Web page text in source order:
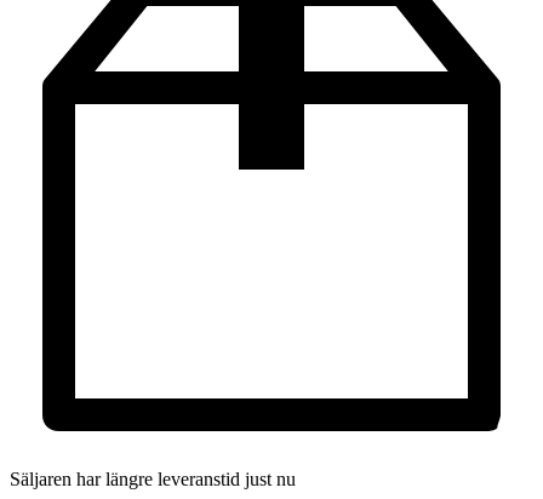
Säljaren har längre leveranstid just nu